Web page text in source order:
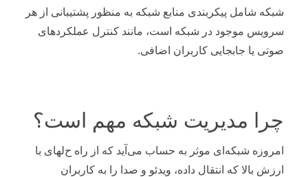
شبکه شامل پیکربندی منابع شبکه به منظور پشتیبانی از هر
سرویس موجود در شبکه است، مانند کنترل عملکردهای
صوتی یا جابجایی کاربران اضافی.
چرا مدیریت شبکه مهم است؟
امروزه شبکه‌ای موثر به حساب می‌آید که از راه ح‌لهای با
ارزش بالا که انتقال داده، ویدئو و صدا را به کاربران